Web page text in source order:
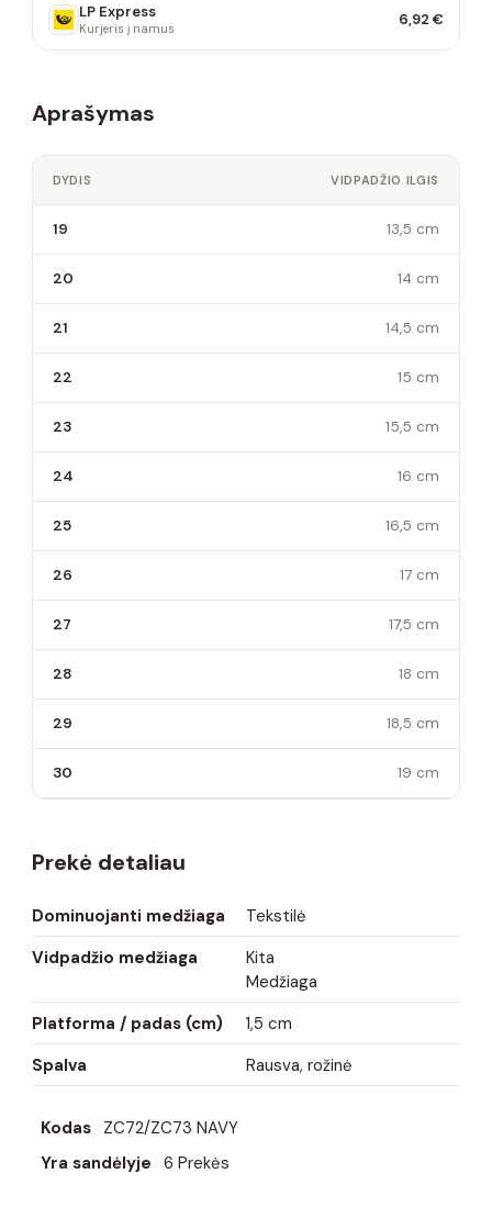
LP Express
Kurjeris į namus 6,92 €
Aprašymas
DYDIS VIDPADŽIO ILGIS
19 13,5 cm
20 14 cm
21 14,5 cm
22 15 cm
23 15,5 cm
24 16 cm
25 16,5 cm
26 17 cm
27 17,5 cm
28 18 cm
29 18,5 cm
30 19 cm
Prekė detaliau
Dominuojanti medžiaga
Tekstilė
Vidpadžio medžiaga
Kita
Medžiaga
Platforma / padas (cm)
1,5 cm
Spalva
Rausva, rožinė
Kodas
ZC72/ZC73 NAVY
Yra sandėlyje 6 Prekės